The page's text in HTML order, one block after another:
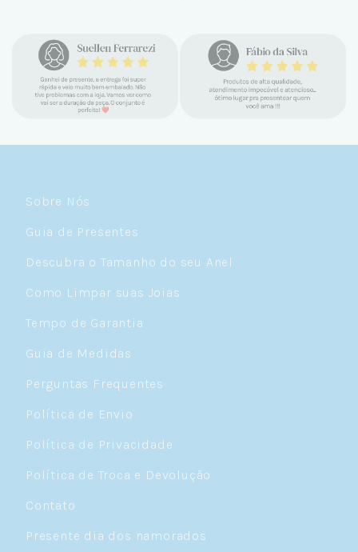
Sobre Nós
Guia de Presentes
Descubra o Tamanho do seu Anel
Como Limpar suas Joias
Tempo de Garantia
Guia de Medidas
Perguntas Frequentes
Política de Envio
Política de Privacidade
Política de Troca e Devolução
Contato
Presente dia dos namorados